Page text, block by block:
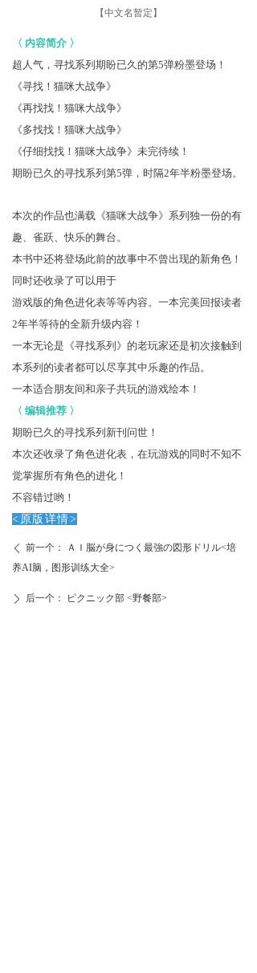
〈 内容简介 〉
超人气，寻找系列期盼已久的第5弹粉墨登场！
《寻找！猫咪大战争》
《再找找！猫咪大战争》
《多找找！猫咪大战争》
《仔细找找！猫咪大战争》未完待续！
期盼已久的寻找系列第5弹，时隔2年半粉墨登场。
本次的作品也满载《猫咪大战争》系列独一份的有
趣、雀跃、快乐的舞台。
本书中还将登场此前的故事中不曾出现的新角色！
同时还收录了可以用于
游戏版的角色进化表等等内容。一本完美回报读者
2年半等待的全新升级内容 ！
一本无论是《寻找系列》的老玩家还是初次接触到
本系列的读者都可以尽享其中乐趣的作品。
一本适合朋友间和亲子共玩的游戏绘本！
〈 编辑推荐 〉
期盼已久的寻找系列新刊问世！
本次还收录了角色进化表，在玩游戏的同时不知不
觉掌握所有角色的进化！
不容错过哟！
< 原版 详情>
【中文名暂定】
ꄴ 前一个：
ＡＩ脳が身につく最強の図形ドリル<培
养AI脑，图形训练大全>
ꄲ 后一个： ピクニック部 <野餐部>